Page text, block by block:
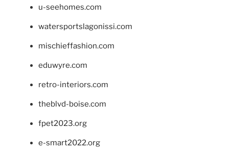
u-seehomes.com
watersportslagonissi.com
mischieffashion.com
eduwyre.com
retro-interiors.com
theblvd-boise.com
fpet2023.org
e-smart2022.org